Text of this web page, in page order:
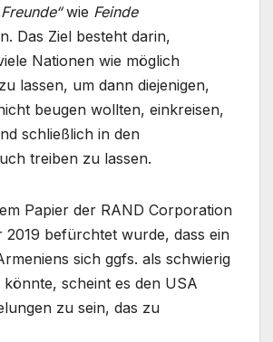
wie Feinde
Das Ziel besteht darin,
Nationen wie möglich
lassen, um dann diejenigen,
beugen wollten, einkreisen,
schließlich in den
treiben zu lassen.
Papier der RAND Corporation
2019 befürchtet wurde, dass ein
sich ggfs. als schwierig
scheint es den USA
zu sein, das zu